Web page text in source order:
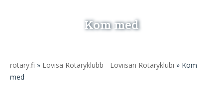
Kom med
rotary.fi » Lovisa Rotaryklubb - Loviisan Rotaryklubi » Kom
med